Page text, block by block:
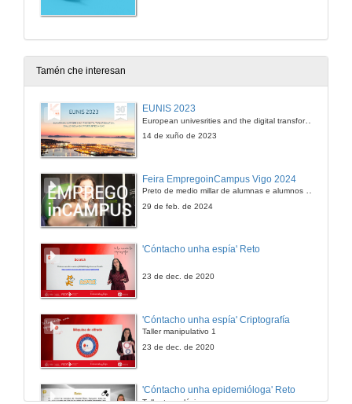
Tamén che interesan
EUNIS 2023
European univesrities and the digital transformation: challenges and opportunities ahead
14 de xuño de 2023
Feira EmpregoinCampus Vigo 2024
Preto de medio millar de alumnas e alumnos buscan coñecer máis de preto as oportunidades que lles achegan as arredor de medio cento de empresas que participan na edición viguesa da feira. Xunto coa visita aos stands, durante a feria desenvólvense varias actividades complementarias, como obradoiros, conversas, mesas redondas ou o pasaporte de empregabilidade, un espazo no que poderán recibir asesoramento sobre o seu CV.
29 de feb. de 2024
'Cóntacho unha espía' Reto
23 de dec. de 2020
'Cóntacho unha espía' Criptografía
Taller manipulativo 1
23 de dec. de 2020
'Cóntacho unha epidemióloga' Reto
Taller tecnolóxico